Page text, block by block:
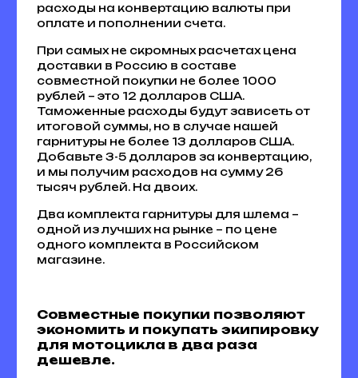
расходы на конвертацию валюты при
оплате и пополнении счета.
При самых не скромных расчетах цена
доставки в Россию в составе
совместной покупки не более 1000
рублей – это 12 долларов США.
Таможенные расходы будут зависеть от
итоговой суммы, но в случае нашей
гарнитуры не более 13 долларов США.
Добавьте 3-5 долларов за конвертацию,
и мы получим расходов на сумму 26
тысяч рублей. На двоих.
Два комплекта гарнитуры для шлема –
одной из лучших на рынке – по цене
одного комплекта в Российском
магазине.
Совместные покупки позволяют
экономить и покупать экипировку
для мотоцикла в два раза
дешевле.